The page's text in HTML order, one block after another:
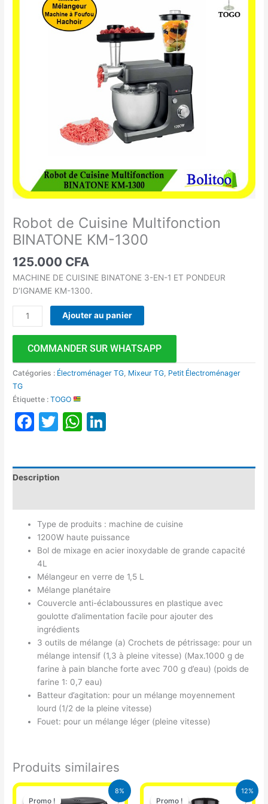
Robot de Cuisine Multifonction
BINATONE KM-1300
125.000 CFA
MACHINE DE CUISINE BINATONE 3-EN-1 ET PONDEUR
D’IGNAME KM-1300.
Multifonction
Ajouter au panier
COMMANDER SUR WHATSAPP
Catégories : Électroménager TG Mixeur TG Petit Électroménager
TG
Étiquette :TOGO
Facebook
TwitterWhatsApp
Description
Type de produits : machine de cuisine
1200W haute puissance
Bol de mixage en acier inoxydable de grande capacité
4L
Mélangeur en verre de 1,5 L
Mélange planétaire
Couvercle anti-éclaboussures en plastique avec
goulotte d’alimentation facile pour ajouter des
ingrédients
3 outils de mélange (a) Crochets de pétrissage: pour un
mélange intensif (1,3 à pleine vitesse) (Max.1000 g de
farine à pain blanche forte avec 700 g d’eau) (poids de
farine 1: 0,7 eau)
Batteur d’agitation: pour un mélange moyennement
lourd (1/2 de la pleine vitesse)
Fouet: pour un mélange léger (pleine vitesse)
Produits similaires
8%
Promo !
Promo !
Le
prix
Le
prix
12%
Promo !
Promo !
Le
prix
Le
prix